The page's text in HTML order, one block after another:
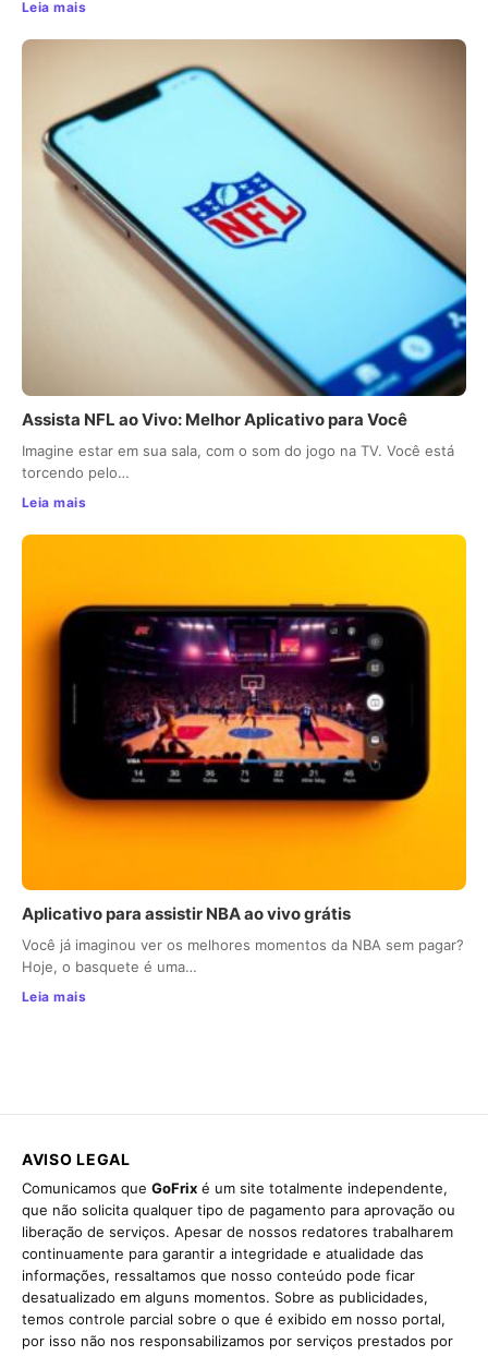
Leia mais
Assista NFL ao Vivo: Melhor Aplicativo para Você
Imagine estar em sua sala, com o som do jogo na TV. Você está
torcendo pelo…
Leia mais
Aplicativo para assistir NBA ao vivo grátis
Você já imaginou ver os melhores momentos da NBA sem pagar?
Hoje, o basquete é uma…
Leia mais
AVISO LEGAL
Comunicamos que GoFrix é um site totalmente independente,
que não solicita qualquer tipo de pagamento para aprovação ou
liberação de serviços. Apesar de nossos redatores trabalharem
continuamente para garantir a integridade e atualidade das
informações, ressaltamos que nosso conteúdo pode ficar
desatualizado em alguns momentos. Sobre as publicidades,
temos controle parcial sobre o que é exibido em nosso portal,
por isso não nos responsabilizamos por serviços prestados por